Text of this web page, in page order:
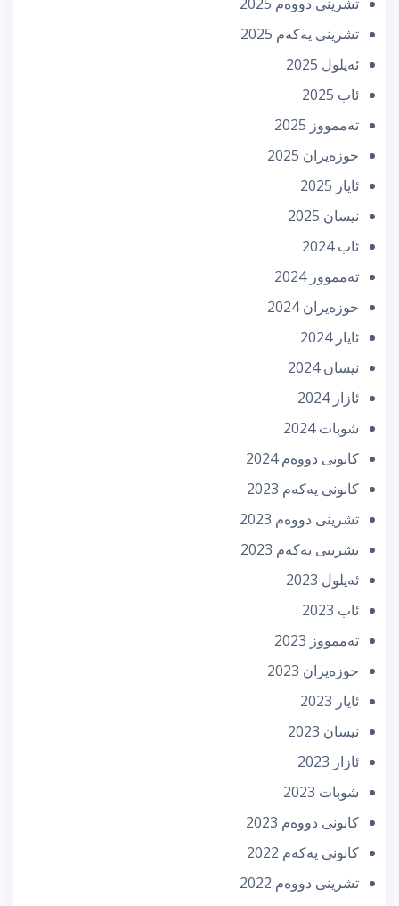
تشرینی یه‌كه‌م 2025
ئه‌یلول 2025
ئاب 2025
تەممووز 2025
حوزه‌یران 2025
ئایار 2025
نیسان 2025
ئاب 2024
تەممووز 2024
حوزه‌یران 2024
ئایار 2024
نیسان 2024
ئازار 2024
شوبات 2024
كانونی دووه‌م 2024
كانونی یه‌كه‌م 2023
تشرینی دووه‌م 2023
تشرینی یه‌كه‌م 2023
ئه‌یلول 2023
ئاب 2023
تەممووز 2023
حوزه‌یران 2023
ئایار 2023
نیسان 2023
ئازار 2023
شوبات 2023
كانونی دووه‌م 2023
كانونی یه‌كه‌م 2022
تشرینی دووه‌م 2022